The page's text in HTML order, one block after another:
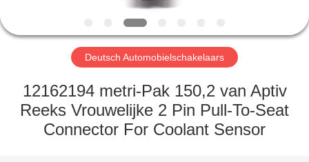
FABRIEKSREIS
KWALITEITSCONTROLE
CONTACTEER
Deutsch Automobielschakelaars
12162194 metri-Pak 150,2 van Aptiv
Reeks Vrouwelijke 2 Pin Pull-To-Seat
Connector For Coolant Sensor